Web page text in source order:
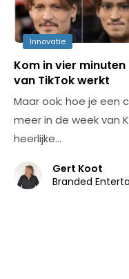
Innovatie
Kom in vier
van TikTok werkt
Maar ook: hoe je een
meer in de week van
heerlijke…
Gert Koot
Branded